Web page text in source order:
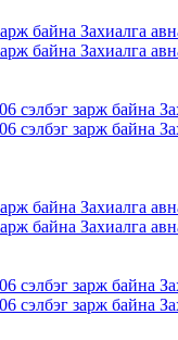
байна Захиалга
байна Захиалга
сэлбэг зарж байна
сэлбэг зарж байна
байна Захиалга
байна Захиалга
сэлбэг зарж байна
сэлбэг зарж байна